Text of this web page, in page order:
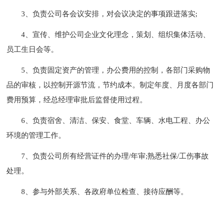
3、负责公司各会议安排，对会议决定的事项跟进落实;
4、宣传、维护公司企业文化理念，策划、组织集体活动、
员工生日会等。
5、负责固定资产的管理，办公费用的控制，各部门采购物
品的审核，以控制开源节流，节约成本。制定年度、月度各部门
费用预算，经总经理审批后监督使用过程。
6、负责宿舍、清洁、保安、食堂、车辆、水电工程、办公
环境的管理工作。
7、负责公司所有经营证件的办理/年审;熟悉社保/工伤事故
处理。
8、参与外部关系、各政府单位检查、接待应酬等。